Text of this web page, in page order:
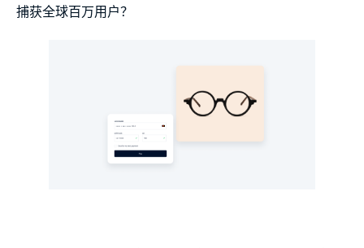
捕获全球百万用户？